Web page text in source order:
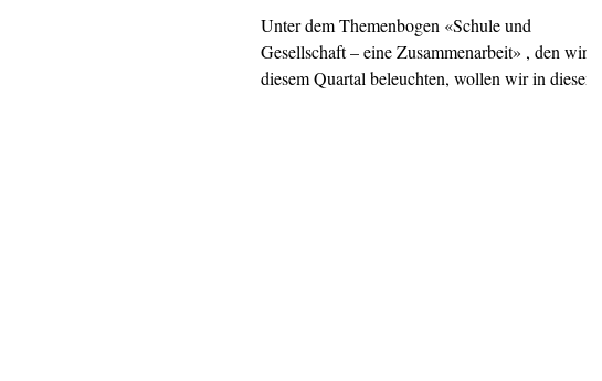
Unter dem Themenbogen «Schule und
Gesellschaft – eine Zusammenarbeit» , den wir in
diesem Quartal beleuchten, wollen wir in diesem...